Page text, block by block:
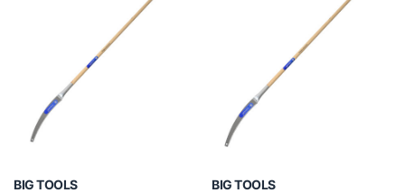
BIG TOOLS BIG TOOLS